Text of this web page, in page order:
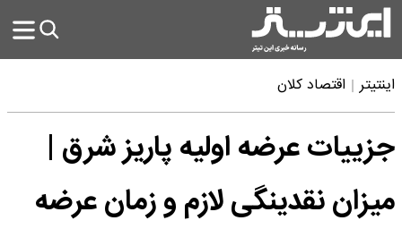
اینتیتر اقتصاد کلان
جزییات عرضه اولیه پاریز شرق |
میزان نقدینگی لازم و زمان عرضه